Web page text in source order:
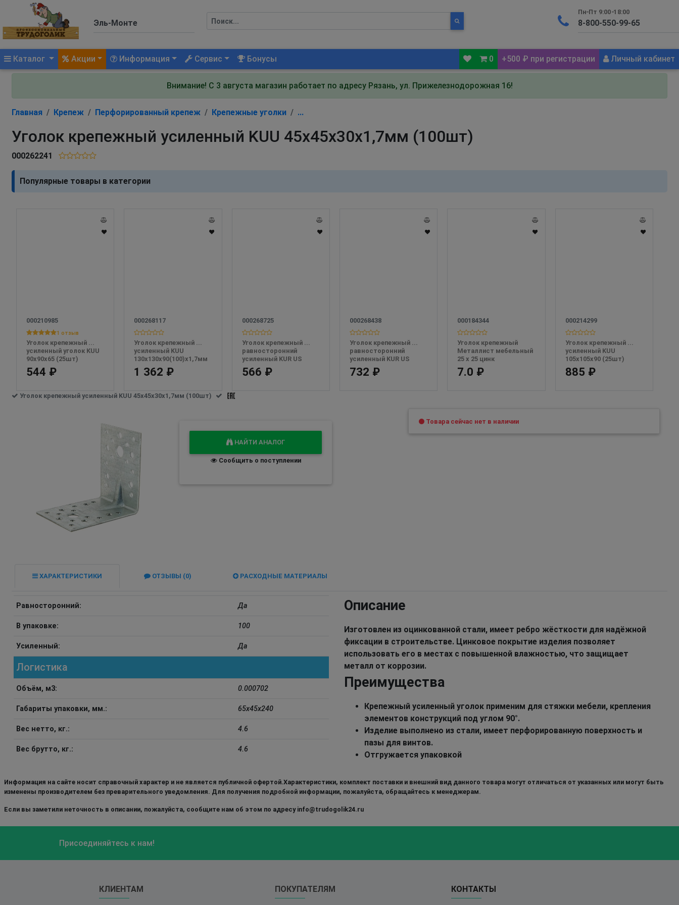
Пн-Пт 9:00-18:00
Каталог (current)Акции Информация Сервис Бонусы 0 +500 ₽ при регистрации Личный кабинет
Внимание! С 3 августа магазин работает по адресу Рязань, ул. Прижелезнодорожная 16!
Главная Крепеж Перфорированный крепеж Крепежные уголки ...
Уголок крепежный усиленный KUU 45х45х30х1,7мм (100шт)
000262241
Популярные товары в категории
000210985
1 отзыв
Уголок крепежный ...
усиленный уголок KUU
90х90х65 (25шт)
544 ₽
000268117
Уголок крепежный ...
усиленный KUU
130х130х90(100)х1,7мм
(25шт)
1 362 ₽
000268725
Уголок крепежный ...
равносторонний
усиленный KUR US
50х50х50 в упаковке
50шт
566 ₽
000268438
Уголок крепежный ...
равносторонний
усиленный KUR US
40х40х40 (100шт)
732 ₽
000184344
Уголок крепежный
Металлист мебельный
25 х 25 цинк
7.0 ₽
000214299
Уголок крепежный ...
усиленный KUU
105х105х90 (25шт)
885 ₽
Уголок крепежный усиленный KUU 45х45х30х1,7мм (100шт)
НАЙТИ АНАЛОГ
Сообщить о поступлении
Товара сейчас нет в наличии
ХАРАКТЕРИСТИКИ ОТЗЫВЫ (0) РАСХОДНЫЕ МАТЕРИАЛЫ
Равносторонний: Да
В упаковке: 100
Усиленный: Да
Логистика
Объём, м3: 0.000702
Габариты упаковки, мм.: 65x45x240
Вес нетто, кг.: 4.6
Вес брутто, кг.: 4.6
Описание
Изготовлен из оцинкованной стали, имеет ребро жёсткости для надёжной
фиксации в строительстве. Цинковое покрытие изделия позволяет
использовать его в местах с повышенной влажностью, что защищает
металл от коррозии.
Преимущества
Крепежный усиленный уголок применим для стяжки мебели, крепления
элементов конструкций под углом 90°.
Изделие выполнено из стали, имеет перфорированную поверхность и
пазы для винтов.
Отгружается упаковкой
Информация на сайте носит справочный характер и не является публичной офертой.Характеристики, комплект поставки и внешний вид данного товара могут отличаться от указанных или могут быть
изменены производителем без преварительного уведомления. Для получения подробной информации, пожалуйста, обращайтесь к менеджерам.
Если вы заметили неточность в описании, пожалуйста, сообщите нам об этом по адресу info@trudogolik24.ru
Присоединяйтесь к нам!
КЛИЕНТАМ ПОКУПАТЕЛЯМ КОНТАКТЫ